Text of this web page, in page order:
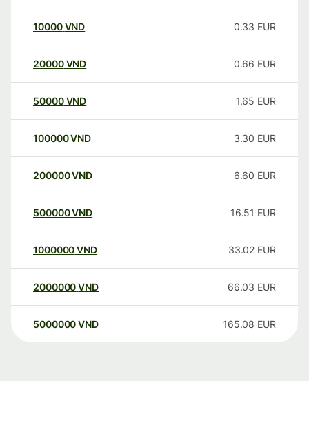
10000 VND 0.33 EUR
20000 VND 0.66 EUR
50000 VND 1.65 EUR
100000VND 3.30 EUR
200000VND 6.60 EUR
500000VND 16.51 EUR
1000000VND 33.02 EUR
2000000VND 66.03 EUR
5000000VND 165.08 EUR